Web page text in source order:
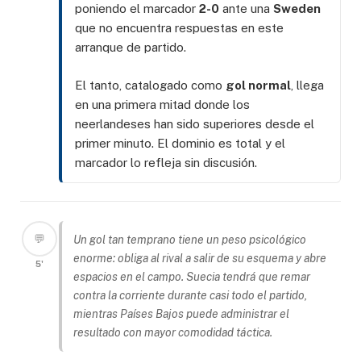
poniendo el marcador 2-0 ante una Sweden
que no encuentra respuestas en este
arranque de partido.
El tanto, catalogado como gol normal , llega
en una primera mitad donde los
neerlandeses han sido superiores desde el
primer minuto. El dominio es total y el
marcador lo refleja sin discusión.
💬
5'
Un gol tan temprano tiene un peso psicológico
enorme: obliga al rival a salir de su esquema y abre
espacios en el campo. Suecia tendrá que remar
contra la corriente durante casi todo el partido,
mientras Países Bajos puede administrar el
resultado con mayor comodidad táctica.